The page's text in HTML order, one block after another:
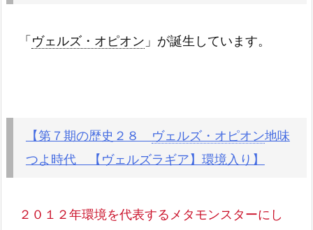
「 ヴェルズ・オピオン 」が誕生しています。
【第７期の歴史２８ ヴェルズ・オピオン地味
つよ時代 【ヴェルズラギア】環境入り】
２０１２年環境を代表するメタモンスターにし